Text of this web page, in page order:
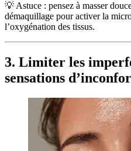
💡 Astuce : pensez à masser
démaquillage pour activer la
l’oxygénation des tissus.
3. Limiter les
sensations